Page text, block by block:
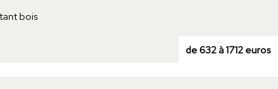
bois
de 632 à 1712 euros